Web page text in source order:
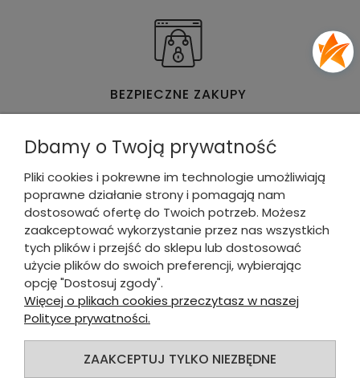
BEZPIECZNE ZAKUPY
WYGODNE & SZYBKIE PŁATNOŚCI
DLA KUPUJĄCEGO
INFORMACJE O SKLEPIE
Dbamy o Twoją prywatność
Pliki cookies i pokrewne im technologie umożliwiają
poprawne działanie strony i pomagają nam
dostosować ofertę do Twoich potrzeb. Możesz
zaakceptować wykorzystanie przez nas wszystkich
tych plików i przejść do sklepu lub dostosować
użycie plików do swoich preferencji, wybierając
opcję "Dostosuj zgody".
Więcej o plikach cookies przeczytasz w naszej
Polityce prywatności.
ZAAKCEPTUJ TYLKO NIEZBĘDNE